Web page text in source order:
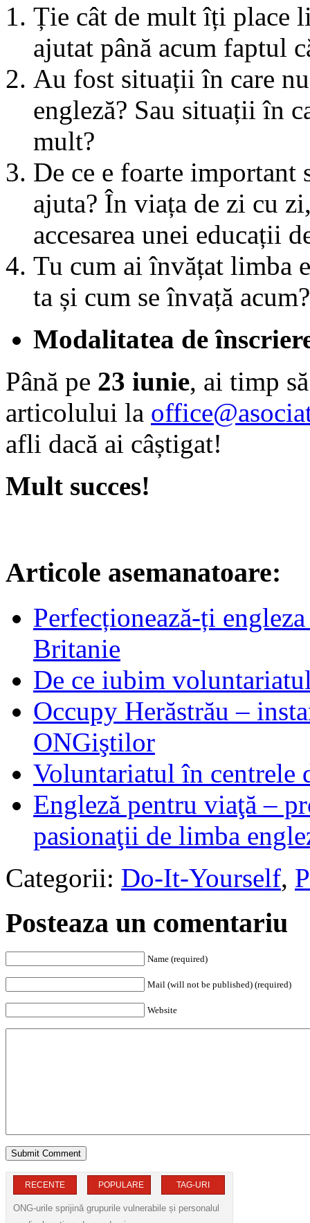
Ție cât de mult îți place
ajutat până acum faptul
Au fost situații în care
engleză? Sau situații în
mult?
De ce e foarte important
ajuta? În viața de zi cu
accesarea unei educații
Tu cum ai învățat limba
ta și cum se învață acum?
Modalitatea de
Până pe 23 iunie, ai timp
articolului la
afli dacă ai câștigat!
Mult succes!
Articole asemanatoare:
Perfecționează-ți
Britanie
De ce iubim
Occupy Herăstrău –
ONGiştilor
Voluntariatul în centrele
Engleză pentru viaţă –
pasionaţii de limba
Categorii: Do-It-Yourself,
Posteaza un comentariu
Name (required)
Mail (will not be published) (required)
Website
RECENTE POPULARE TAG-URI
ONG-urile sprijină grupurile vulnerabile și personalul